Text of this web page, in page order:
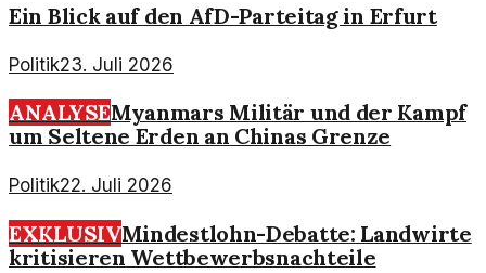
Ein Blick auf den AfD-Parteitag in Erfurt
Politik23. Juli 2026
ANALYSEMyanmars Militär und der Kampf
um Seltene Erden an Chinas Grenze
Politik22. Juli 2026
EXKLUSIVMindestlohn-Debatte: Landwirte
kritisieren Wettbewerbsnachteile